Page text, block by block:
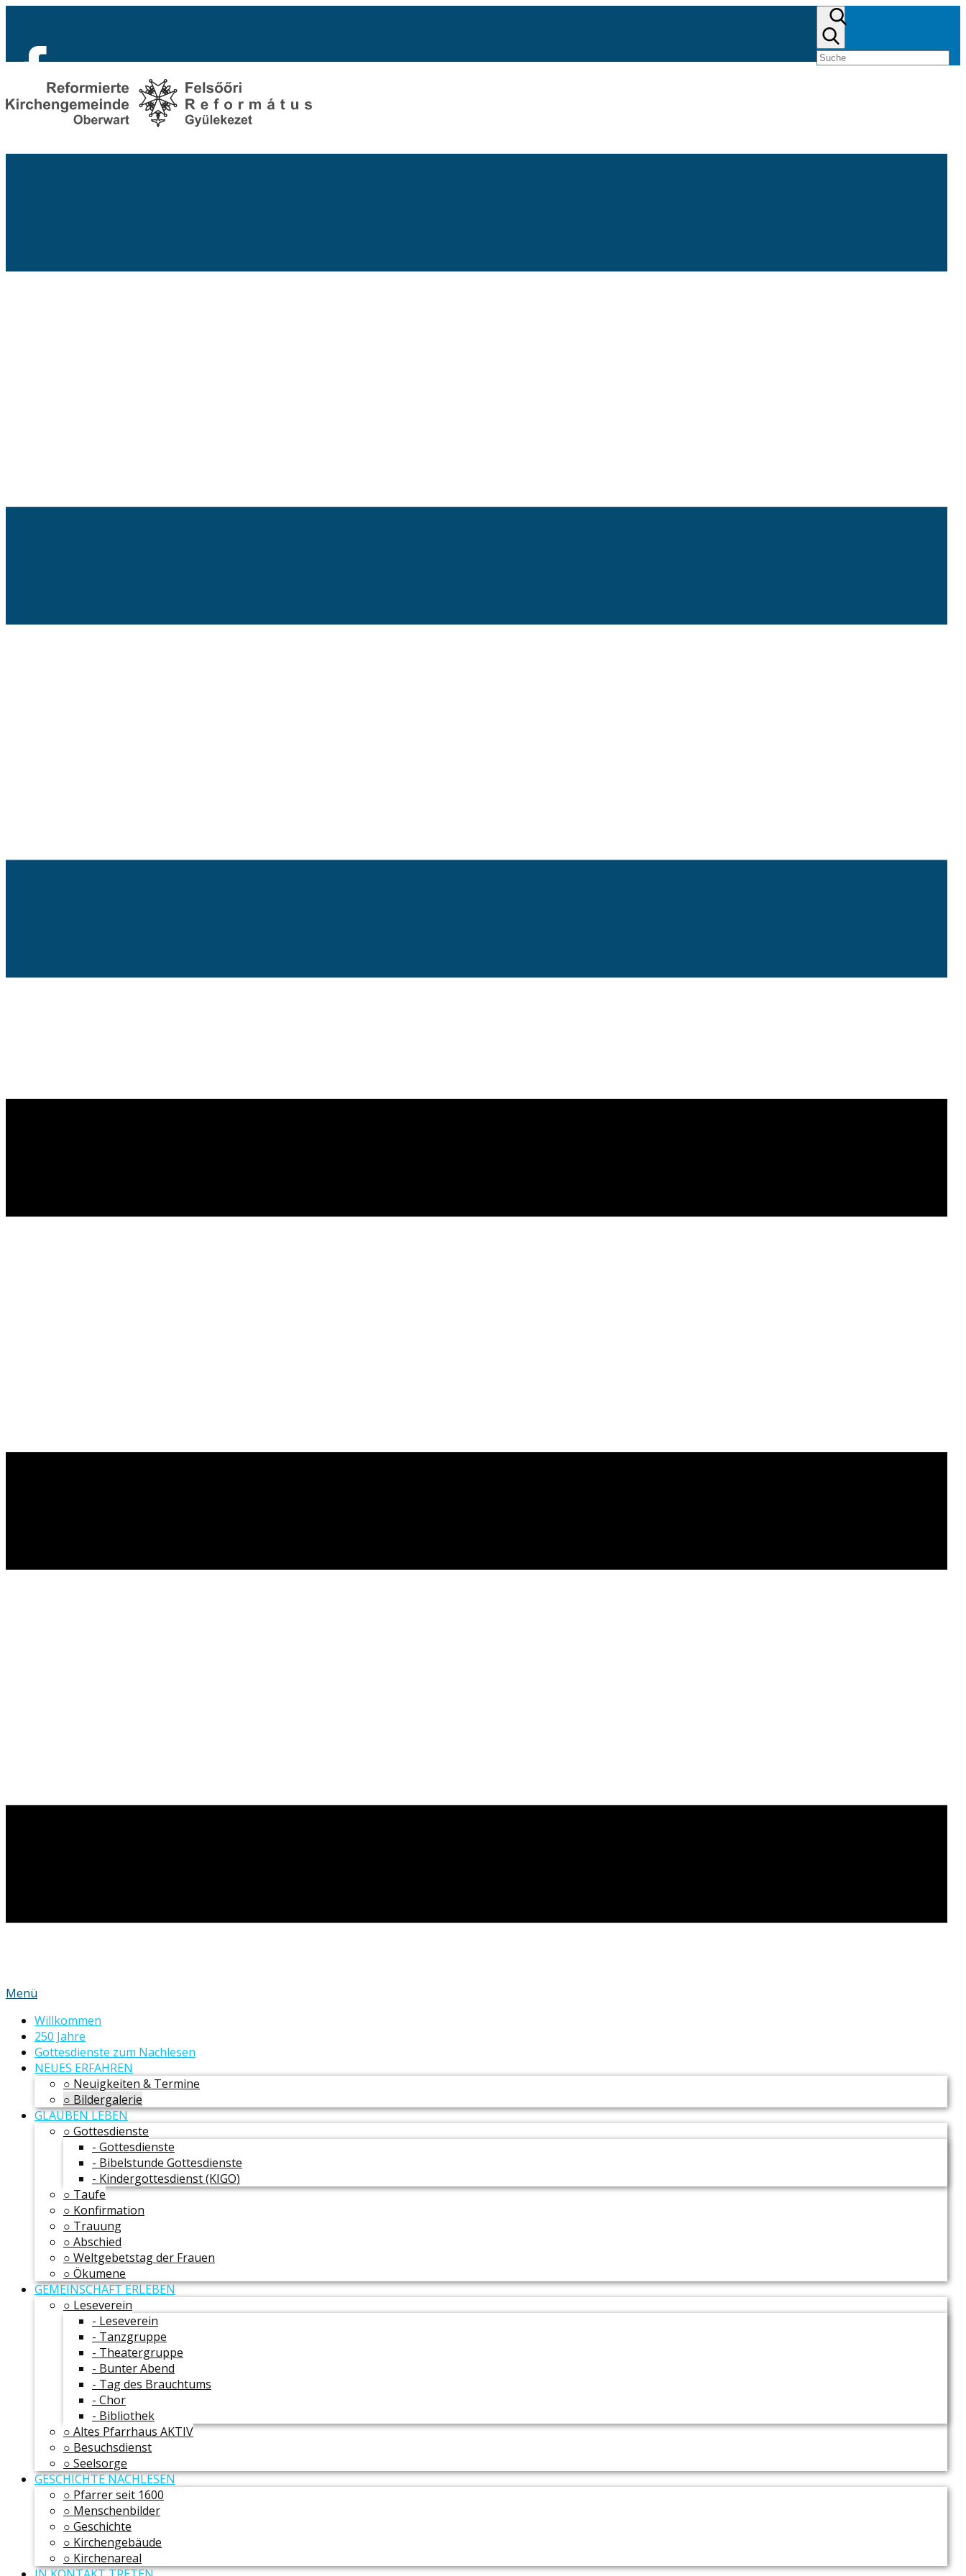
Menü
Willkommen
250 Jahre
Gottesdienste zum Nachlesen
NEUES ERFAHREN
○ Neuigkeiten & Termine
○ Bildergalerie
GLAUBEN LEBEN
○ Gottesdienste
- Gottesdienste
- Bibelstunde Gottesdienste
- Kindergottesdienst (KIGO)
○ Taufe
○ Konfirmation
○ Trauung
○ Abschied
○ Weltgebetstag der Frauen
○ Ökumene
GEMEINSCHAFT ERLEBEN
○ Leseverein
- Leseverein
- Tanzgruppe
- Theatergruppe
- Bunter Abend
- Tag des Brauchtums
- Chor
- Bibliothek
○ Altes Pfarrhaus AKTIV
○ Besuchsdienst
○ Seelsorge
GESCHICHTE NACHLESEN
○ Pfarrer seit 1600
○ Menschenbilder
○ Geschichte
○ Kirchengebäude
○ Kirchenareal